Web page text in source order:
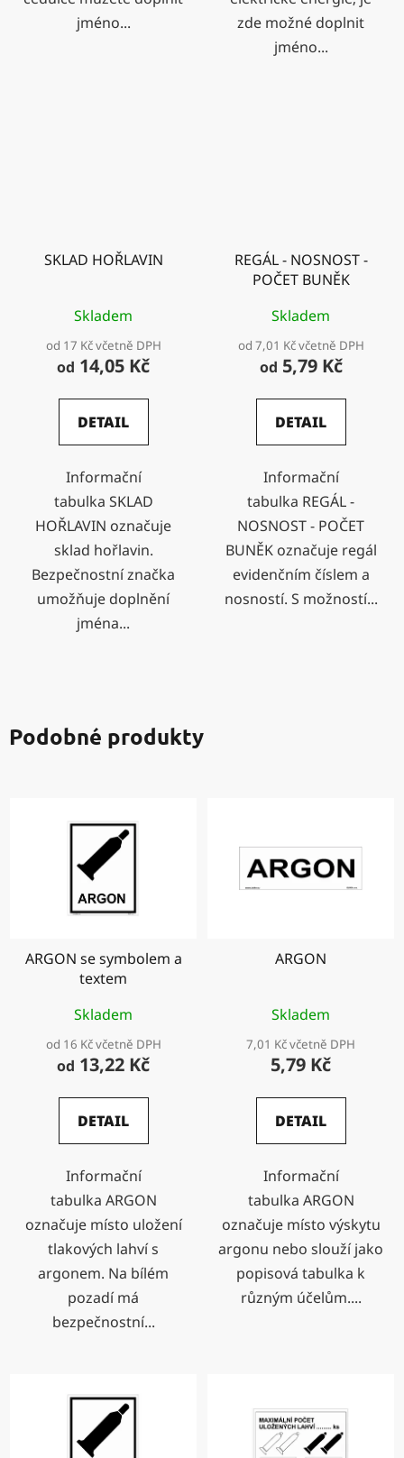
jméno...
zde možné doplnit
jméno...
SKLAD HOŘLAVIN
Skladem
od 17 Kč včetně DPH
od 14,05 Kč
DETAIL
Informační
tabulka SKLAD
HOŘLAVIN označuje
sklad hořlavin.
Bezpečnostní značka
umožňuje doplnění
jména...
REGÁL - NOSNOST -
POČET BUNĚK
Skladem
od 7,01 Kč včetně DPH
od 5,79 Kč
DETAIL
Informační
tabulka REGÁL -
NOSNOST - POČET
BUNĚK označuje regál
evidenčním číslem a
nosností. S možností...
Podobné produkty
ARGON se symbolem a
textem
Skladem
od 16 Kč včetně DPH
od 13,22 Kč
DETAIL
Informační
tabulka ARGON
označuje místo uložení
tlakových lahví s
argonem. Na bílém
pozadí má
bezpečnostní...
ARGON
Skladem
7,01 Kč včetně DPH
5,79 Kč
DETAIL
Informační
tabulka ARGON
označuje místo výskytu
argonu nebo slouží jako
popisová tabulka k
různým účelům....